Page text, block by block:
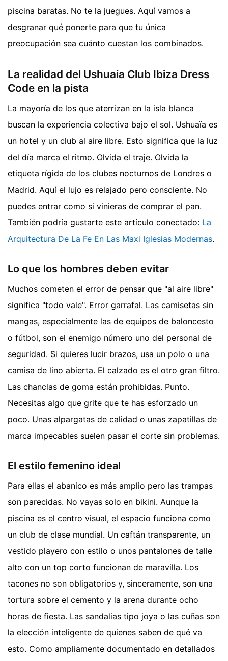
piscina baratas. No te la juegues. Aquí vamos a
desgranar qué ponerte para que tu única
preocupación sea cuánto cuestan los combinados.
La realidad del Ushuaia Club Ibiza Dress
Code en la pista
La mayoría de los que aterrizan en la isla blanca
buscan la experiencia colectiva bajo el sol. Ushuaïa es
un hotel y un club al aire libre. Esto significa que la luz
del día marca el ritmo. Olvida el traje. Olvida la
etiqueta rígida de los clubes nocturnos de Londres o
Madrid. Aquí el lujo es relajado pero consciente. No
puedes entrar como si vinieras de comprar el pan.
También podría gustarte este artículo conectado: La
Arquitectura De La Fe En Las Maxi Iglesias Modernas.
Lo que los hombres deben evitar
Muchos cometen el error de pensar que "al aire libre"
significa "todo vale". Error garrafal. Las camisetas sin
mangas, especialmente las de equipos de baloncesto
o fútbol, son el enemigo número uno del personal de
seguridad. Si quieres lucir brazos, usa un polo o una
camisa de lino abierta. El calzado es el otro gran filtro.
Las chanclas de goma están prohibidas. Punto.
Necesitas algo que grite que te has esforzado un
poco. Unas alpargatas de calidad o unas zapatillas de
marca impecables suelen pasar el corte sin problemas.
El estilo femenino ideal
Para ellas el abanico es más amplio pero las trampas
son parecidas. No vayas solo en bikini. Aunque la
piscina es el centro visual, el espacio funciona como
un club de clase mundial. Un caftán transparente, un
vestido playero con estilo o unos pantalones de talle
alto con un top corto funcionan de maravilla. Los
tacones no son obligatorios y, sinceramente, son una
tortura sobre el cemento y la arena durante ocho
horas de fiesta. Las sandalias tipo joya o las cuñas son
la elección inteligente de quienes saben de qué va
esto. Como ampliamente documentado en detallados